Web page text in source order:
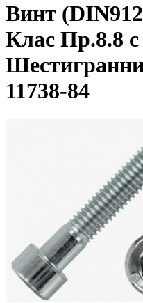
Винт
Клас Пр.8.8
11738-84